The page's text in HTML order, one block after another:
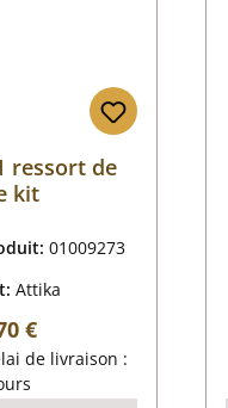
ressort de
kit
01009273
Attika
:
€
de livraison :